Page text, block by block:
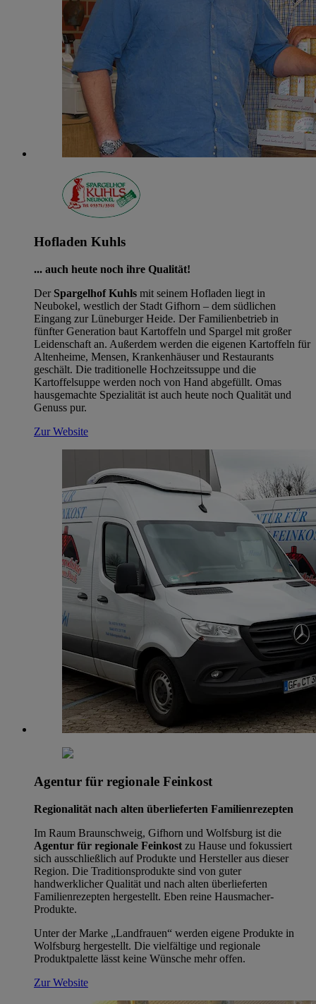
Hofladen Kuhls
... auch heute noch ihre Qualität!
Der Spargelhof Kuhls mit seinem Hofladen liegt in
Neubokel, westlich der Stadt Gifhorn – dem südlichen
Eingang zur Lüneburger Heide. Der Familienbetrieb in
fünfter Generation baut Kartoffeln und Spargel mit großer
Leidenschaft an. Außerdem werden die eigenen Kartoffeln für
Altenheime, Mensen, Krankenhäuser und Restaurants
geschält. Die traditionelle Hochzeitssuppe und die
Kartoffelsuppe werden noch von Hand abgefüllt. Omas
hausgemachte Spezialität ist auch heute noch Qualität und
Genuss pur.
Zur Website
Agentur für regionale Feinkost
Regionalität nach alten überlieferten Familienrezepten
Im Raum Braunschweig, Gifhorn und Wolfsburg ist die
Agentur für regionale Feinkost zu Hause und fokussiert
sich ausschließlich auf Produkte und Hersteller aus dieser
Region. Die Traditionsprodukte sind von guter
handwerklicher Qualität und nach alten überlieferten
Familienrezepten hergestellt. Eben reine Hausmacher-
Produkte.
Unter der Marke „Landfrauen“ werden eigene Produkte in
Wolfsburg hergestellt. Die vielfältige und regionale
Produktpalette lässt keine Wünsche mehr offen.
Zur Website